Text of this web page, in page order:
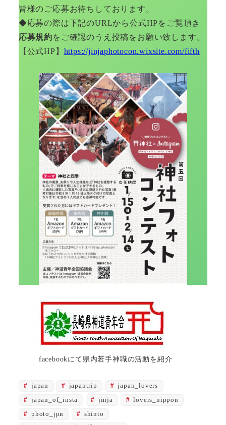
皆様のご応募お待ちしております。
◆応募の際は下記のURLから公式HPをご覧頂き
応募規約をご確認のうえ投稿をお願い致します。
【公式HP】 https://jinjaphotocon.wixsite.com/fifth
facebookにて県内若手神職の活動を紹介
japan japantrip
japan_lovers
japan_of_insta
jinja
lovers_nippon
photo_jpn
shinto